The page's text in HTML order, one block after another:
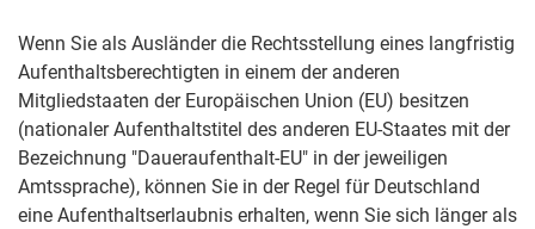
Wenn Sie als Ausländer die Rechtsstellung eines langfristig
Aufenthaltsberechtigten in einem der anderen
Mitgliedstaaten der Europäischen Union (EU) besitzen
(nationaler Aufenthaltstitel des anderen EU-Staates mit der
Bezeichnung "Daueraufenthalt-EU" in der jeweiligen
Amtssprache), können Sie in der Regel für Deutschland
eine Aufenthaltserlaubnis erhalten, wenn Sie sich länger als